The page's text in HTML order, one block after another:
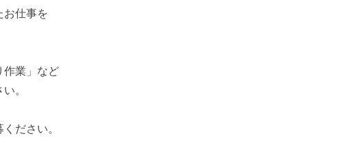
お仕事を
作業」など
。
ださい。